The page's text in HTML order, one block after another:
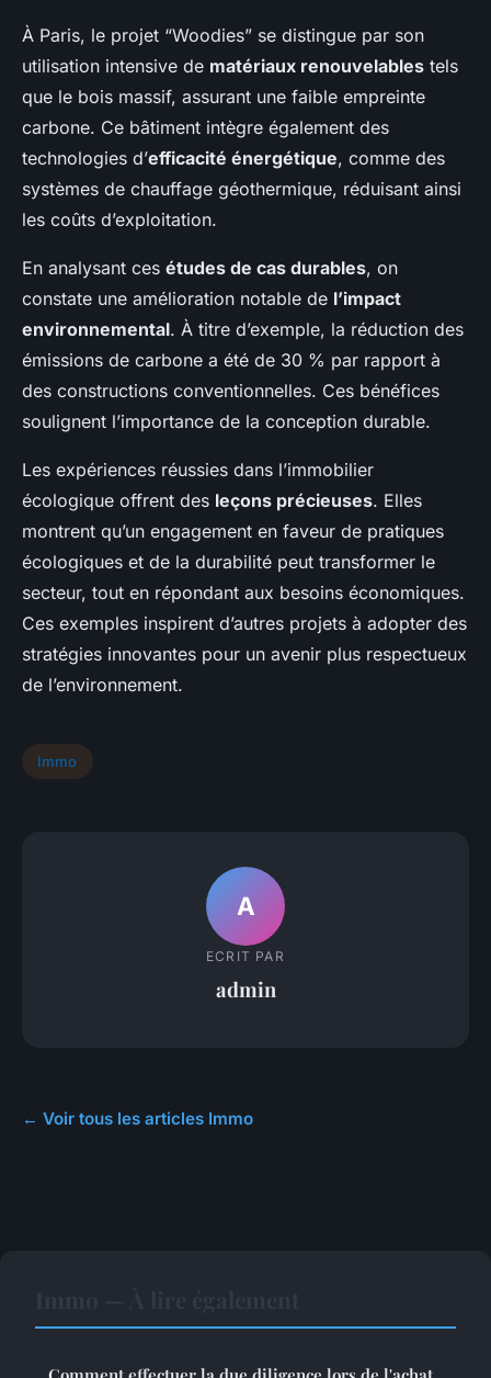
À Paris, le projet “Woodies” se distingue par son
utilisation intensive de matériaux renouvelables tels
que le bois massif, assurant une faible empreinte
carbone. Ce bâtiment intègre également des
technologies d’efficacité énergétique, comme des
systèmes de chauffage géothermique, réduisant ainsi
les coûts d’exploitation.
En analysant ces études de cas durables, on
constate une amélioration notable de l’impact
environnemental. À titre d’exemple, la réduction des
émissions de carbone a été de 30 % par rapport à
des constructions conventionnelles. Ces bénéfices
soulignent l’importance de la conception durable.
Les expériences réussies dans l’immobilier
écologique offrent des leçons précieuses. Elles
montrent qu’un engagement en faveur de pratiques
écologiques et de la durabilité peut transformer le
secteur, tout en répondant aux besoins économiques.
Ces exemples inspirent d’autres projets à adopter des
stratégies innovantes pour un avenir plus respectueux
de l’environnement.
Immo
A
ECRIT PAR
admin
← Voir tous les articles Immo